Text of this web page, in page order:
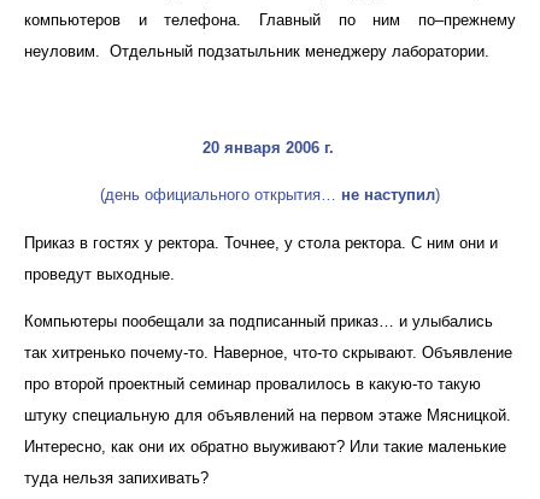
компьютеров и телефона. Главный по ним по–прежнему
неуловим. Отдельный подзатыльник менеджеру лаборатории.
20 января 2006 г.
(день официального открытия… не наступил)
Приказ в гостях у ректора. Точнее, у стола ректора. С ним они и
проведут выходные.
Компьютеры пообещали за подписанный приказ… и улыбались
так хитренько почему-то. Наверное, что-то скрывают. Объявление
про второй проектный семинар провалилось в какую-то такую
штуку специальную для объявлений на первом этаже Мясницкой.
Интересно, как они их обратно выуживают? Или такие маленькие
туда нельзя запихивать?